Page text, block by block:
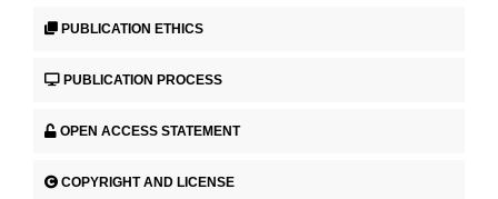
PUBLICATION ETHICS
PUBLICATION PROCESS
OPEN ACCESS STATEMENT
COPYRIGHT AND LICENSE